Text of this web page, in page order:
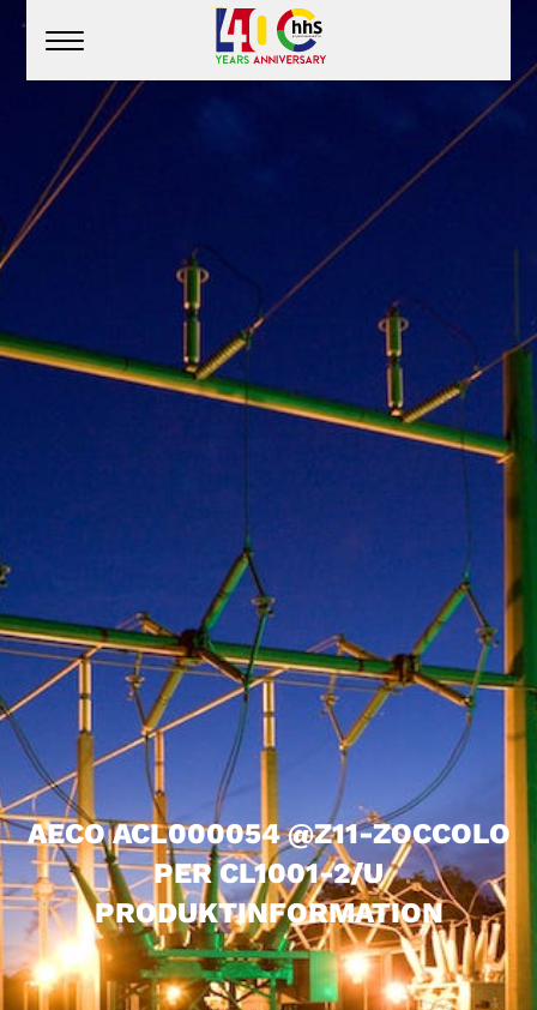
AECO ACL000054 @Z11-ZOCCOLO
PER CL1001-2/U
PRODUKTINFORMATION